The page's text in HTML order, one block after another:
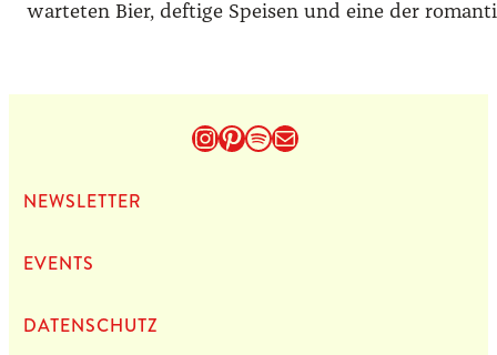
warteten Bier, deftige Speisen und eine der
Instagram
Pinterest
Spotify
E-Mail
NEWS­LET­TER
EVENTS
DATEN­SCHUTZ